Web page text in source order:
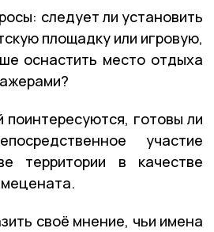
следует ли установить
площадку или игровую,
оснастить место отдыха
поинтересуются, готовы ли
участие
территории в качестве
своё мнение, чьи имена